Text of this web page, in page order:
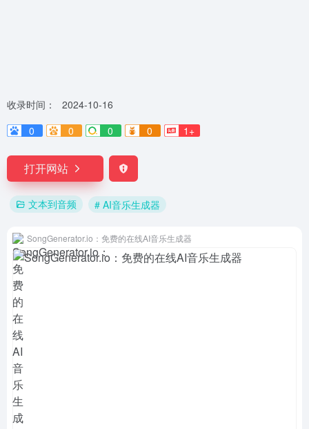
收录时间：
2024-10-16
0
0 0 0 1+
打开网站
文本到音频 # AI音乐生成器
SongGenerator.io：免费的在线AI音乐生成器